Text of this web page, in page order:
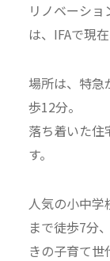
リノベーシ
は、IFAで現
場所は、特急
歩12分。
落ち着いた住
す。
人気の小中学
まで徒歩7分
きの子育て世